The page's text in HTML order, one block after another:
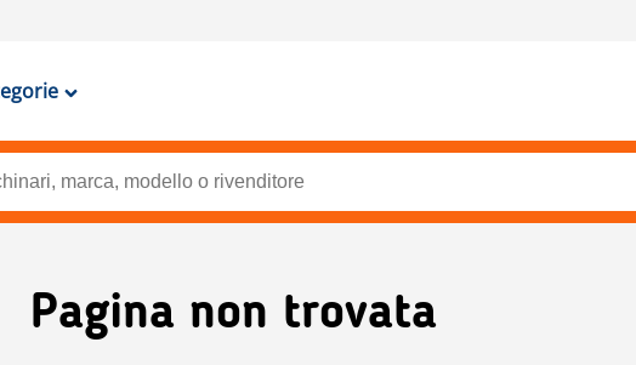
Pagina non trovata